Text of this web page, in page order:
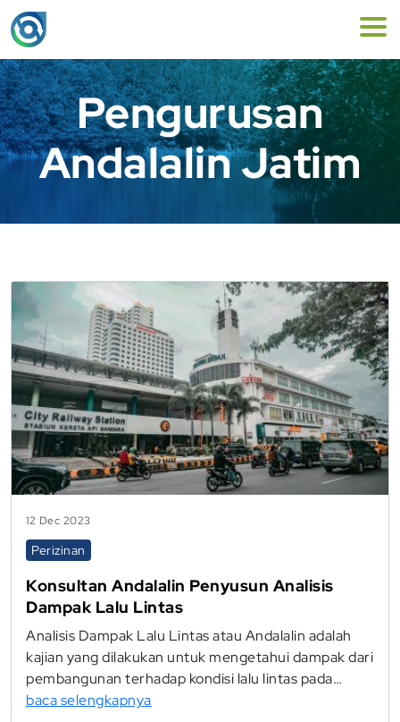
Pengurusan
Andalalin Jatim
12 Dec 2023
Perizinan
Konsultan Andalalin Penyusun Analisis
Dampak Lalu Lintas
Analisis Dampak Lalu Lintas atau Andalalin adalah
kajian yang dilakukan untuk mengetahui dampak dari
pembangunan terhadap kondisi lalu lintas pada…
baca selengkapnya